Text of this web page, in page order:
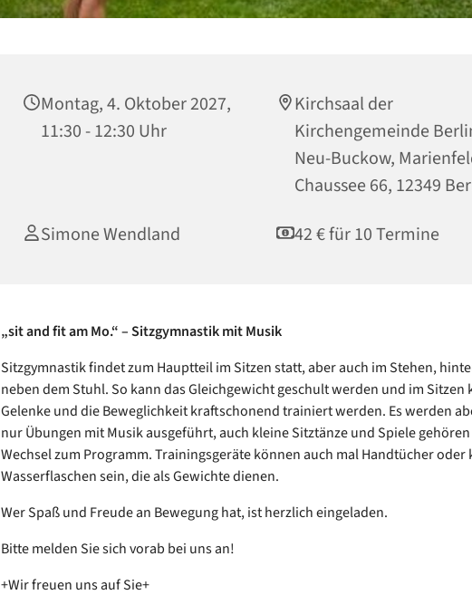
Montag, 4. Oktober 2027,
11:30 - 12:30 Uhr
Kirchsaal der
Kirchengemeinde
Neu-Buckow,
Chaussee 66, 12349
Simone Wendland
42 € für 10 Termine
„sit and fit am Mo.“ – Sitzgymnastik mit Musik
Sitzgymnastik findet zum Hauptteil im Sitzen statt, aber auch im Stehen,
neben dem Stuhl. So kann das Gleichgewicht geschult werden und im Sitzen
Gelenke und die Beweglichkeit kraftschonend trainiert werden. Es werden
nur Übungen mit Musik ausgeführt, auch kleine Sitztänze und Spiele
Wechsel zum Programm. Trainingsgeräte können auch mal Handtücher oder
Wasserflaschen sein, die als Gewichte dienen.
Wer Spaß und Freude an Bewegung hat, ist herzlich eingeladen.
Bitte melden Sie sich vorab bei uns an!
+Wir freuen uns auf Sie+